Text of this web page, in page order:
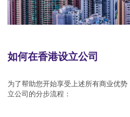
如何在香港设立公司
为了帮助您开始享受上述所有商业优
立公司的分步流程：